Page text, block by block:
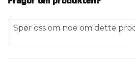
question
Spør oss om noe om dette